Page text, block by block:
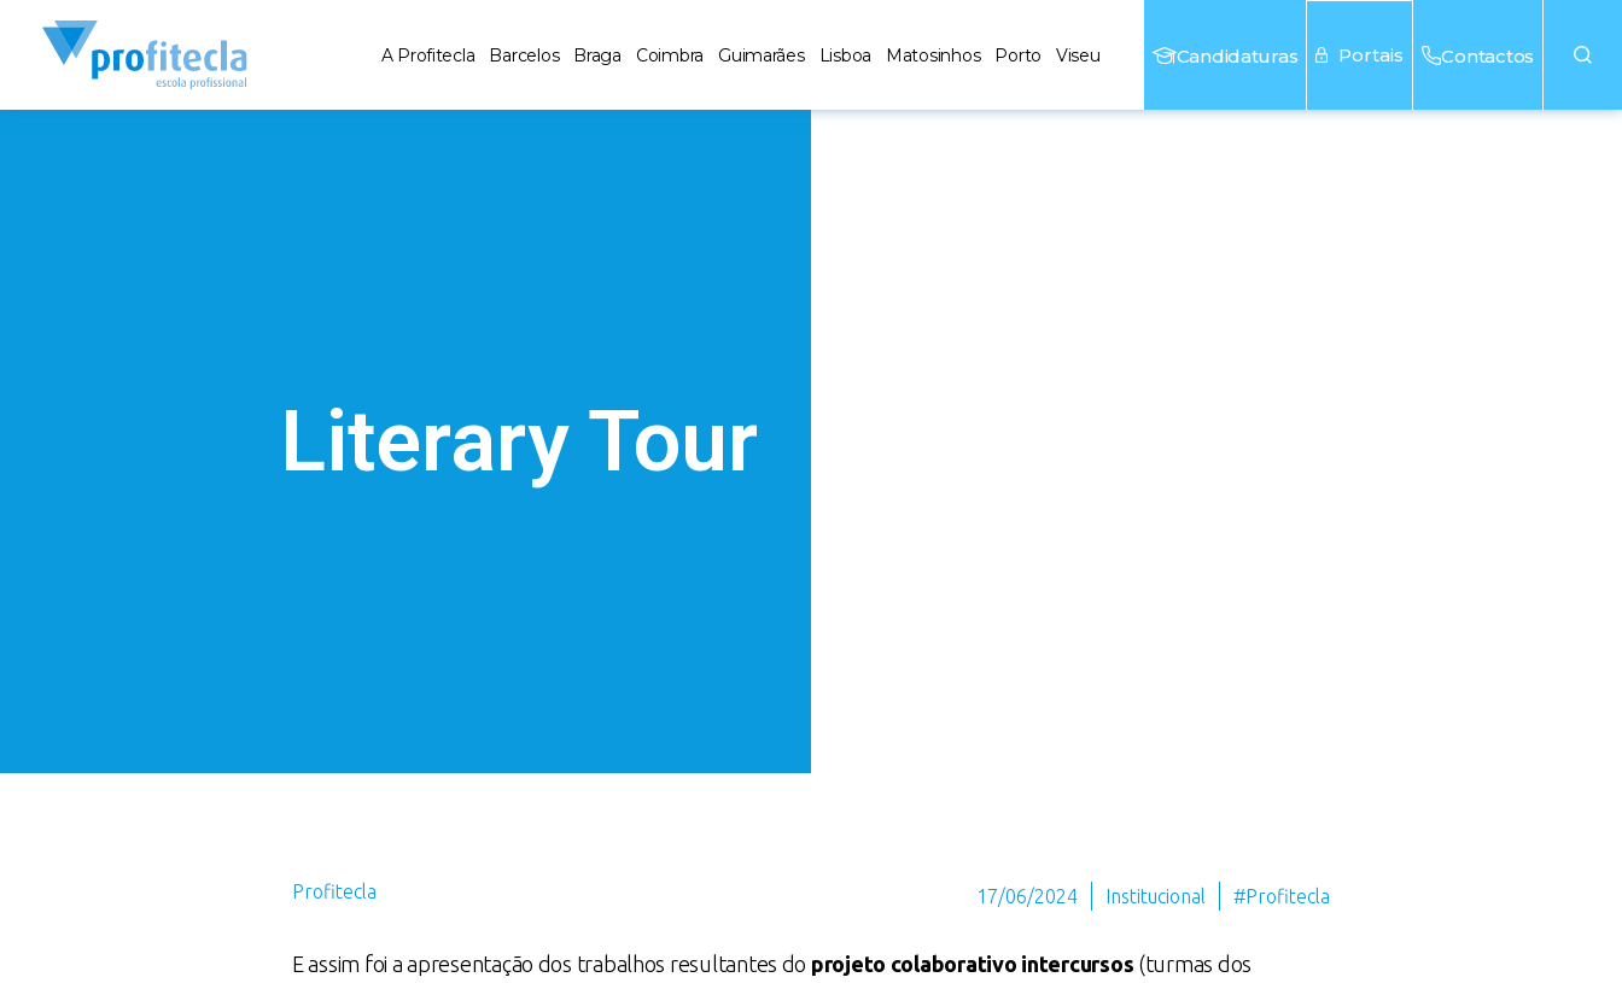
A Profitecla Barcelos Braga Coimbra Guimarães Lisboa Matosinhos Porto Viseu Candidaturas Portais Contactos
Literary Tour
Profitecla 17/06/2024 Institucional #Profitecla
E assim foi a apresentação dos trabalhos resultantes do projeto colaborativo intercursos (turmas dos